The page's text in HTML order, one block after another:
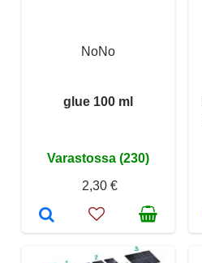
NoNo
glue 100 ml
Varastossa (230)
2,30 €